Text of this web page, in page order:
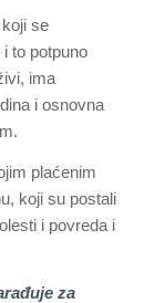
se
to potpuno
ima
i osnovna
plaćenim
koji su postali
i povreda i
za